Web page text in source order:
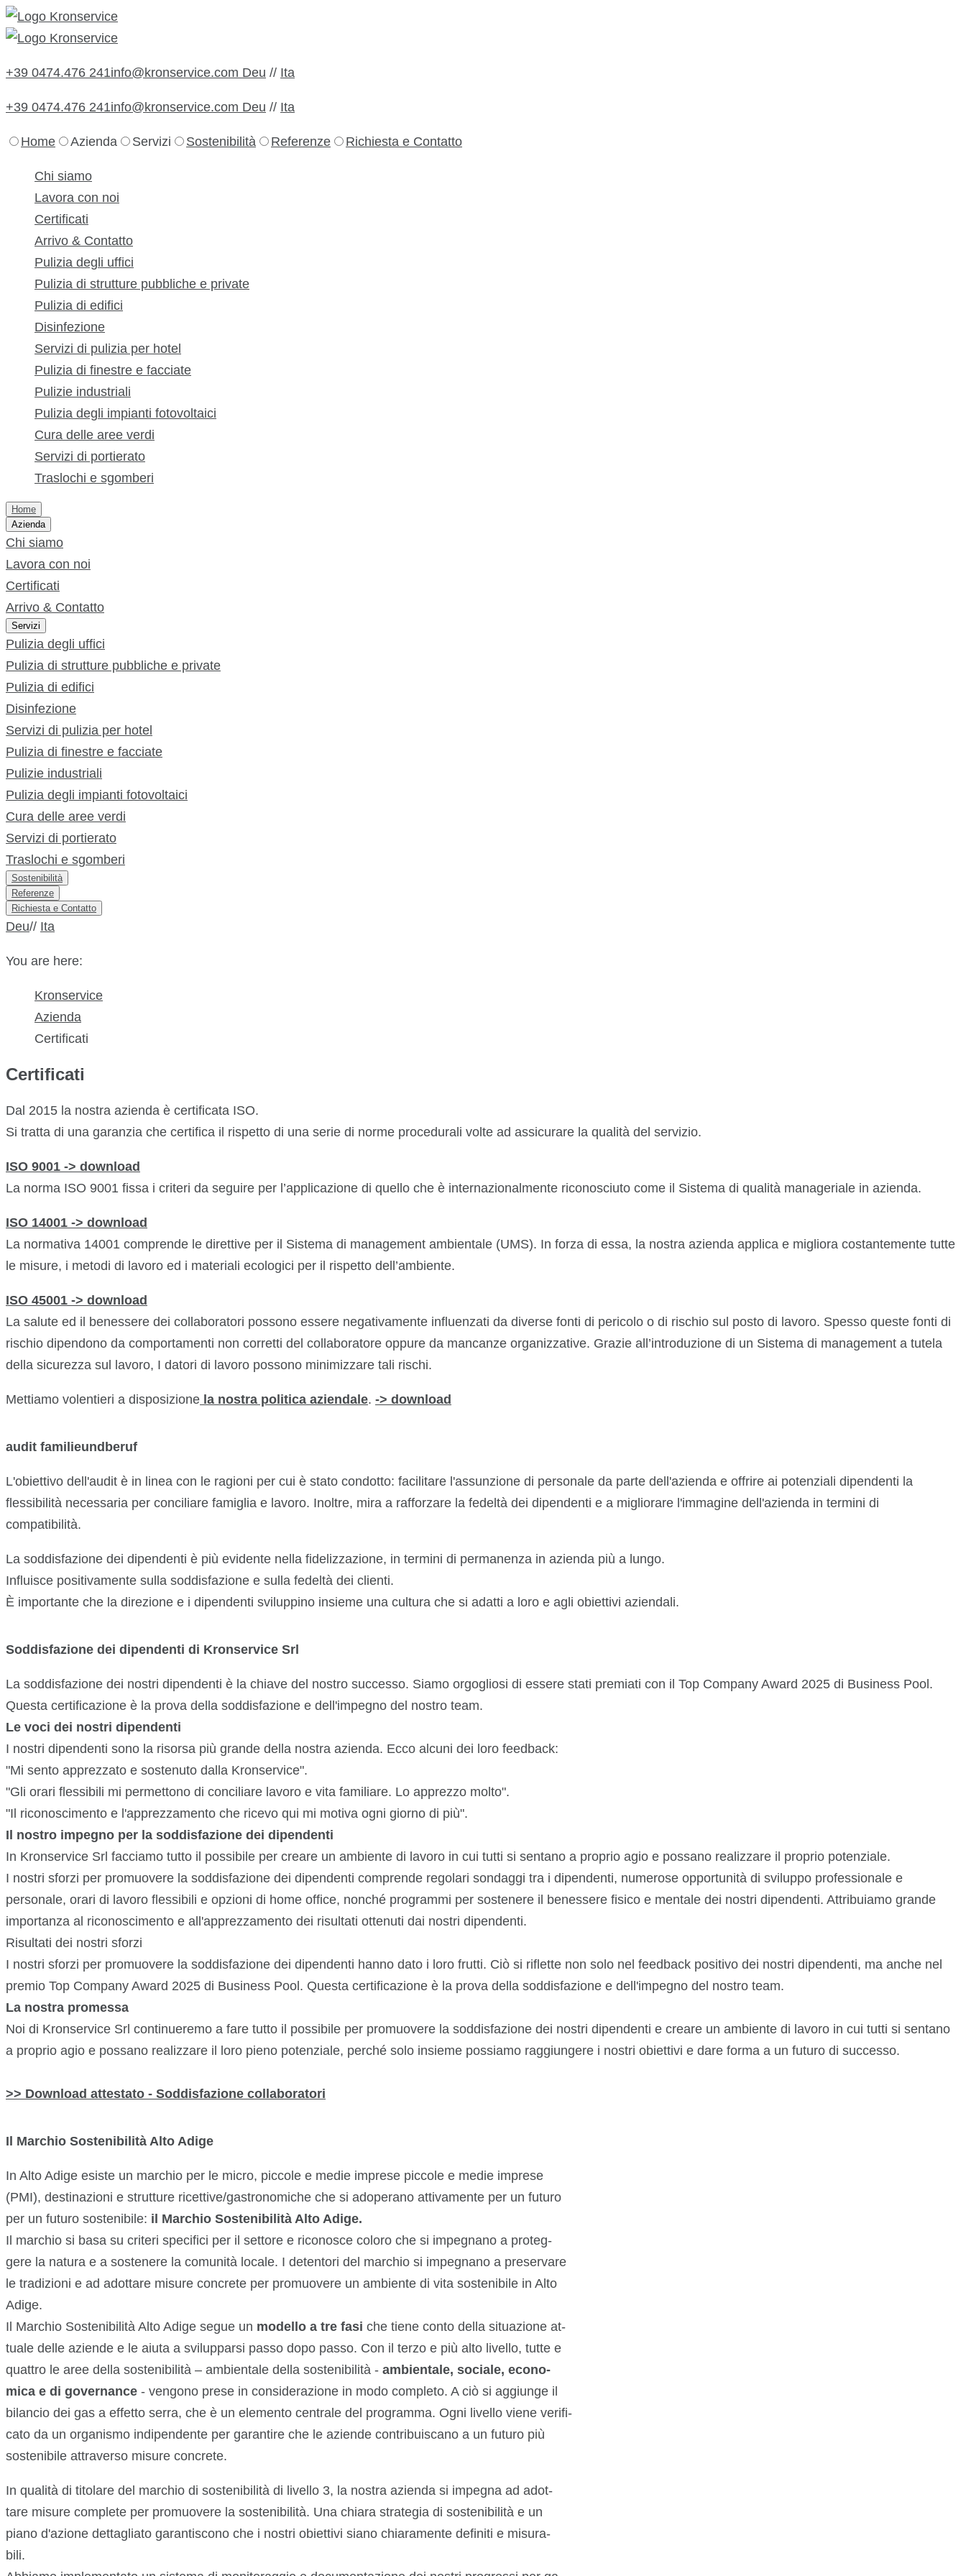
+39 0474.476 241info@kronservice.com Deu // Ita
+39 0474.476 241info@kronservice.com Deu // Ita
Home Azienda Servizi Sostenibilità Referenze Richiesta e Contatto
Chi siamo
Lavora con noi
Certificati
Arrivo & Contatto
Pulizia degli uffici
Pulizia di strutture pubbliche e private
Pulizia di edifici
Disinfezione
Servizi di pulizia per hotel
Pulizia di finestre e facciate
Pulizie industriali
Pulizia degli impianti fotovoltaici
Cura delle aree verdi
Servizi di portierato
Traslochi e sgomberi
Home
Azienda
Chi siamo
Lavora con noi
Certificati
Arrivo & Contatto
Servizi
Pulizia degli uffici
Pulizia di strutture pubbliche e private
Pulizia di edifici
Disinfezione
Servizi di pulizia per hotel
Pulizia di finestre e facciate
Pulizie industriali
Pulizia degli impianti fotovoltaici
Cura delle aree verdi
Servizi di portierato
Traslochi e sgomberi
Sostenibilità
Referenze
Richiesta e Contatto
Deu// Ita
You are here:
Kronservice
Azienda
Certificati
Certificati
Dal 2015 la nostra azienda è certificata ISO.
Si tratta di una garanzia che certifica il rispetto di una serie di norme procedurali volte ad assicurare la qualità del servizio.
ISO 9001 -> download
La norma ISO 9001 fissa i criteri da seguire per l’applicazione di quello che è internazionalmente riconosciuto come il Sistema di qualità manageriale in azienda.
ISO 14001 -> download
La normativa 14001 comprende le direttive per il Sistema di management ambientale (UMS). In forza di essa, la nostra azienda applica e migliora costantemente tutte
le misure, i metodi di lavoro ed i materiali ecologici per il rispetto dell’ambiente.
ISO 45001 -> download
La salute ed il benessere dei collaboratori possono essere negativamente influenzati da diverse fonti di pericolo o di rischio sul posto di lavoro. Spesso queste fonti di
rischio dipendono da comportamenti non corretti del collaboratore oppure da mancanze organizzative. Grazie all’introduzione di un Sistema di management a tutela
della sicurezza sul lavoro, I datori di lavoro possono minimizzare tali rischi.
Mettiamo volentieri a disposizione la nostra politica aziendale. -> download
audit familieundberuf
L'obiettivo dell'audit è in linea con le ragioni per cui è stato condotto: facilitare l'assunzione di personale da parte dell'azienda e offrire ai potenziali dipendenti la
flessibilità necessaria per conciliare famiglia e lavoro. Inoltre, mira a rafforzare la fedeltà dei dipendenti e a migliorare l'immagine dell'azienda in termini di
compatibilità.
La soddisfazione dei dipendenti è più evidente nella fidelizzazione, in termini di permanenza in azienda più a lungo.
Influisce positivamente sulla soddisfazione e sulla fedeltà dei clienti.
È importante che la direzione e i dipendenti sviluppino insieme una cultura che si adatti a loro e agli obiettivi aziendali.
Soddisfazione dei dipendenti di Kronservice Srl
La soddisfazione dei nostri dipendenti è la chiave del nostro successo. Siamo orgogliosi di essere stati premiati con il Top Company Award 2025 di Business Pool.
Questa certificazione è la prova della soddisfazione e dell'impegno del nostro team.
Le voci dei nostri dipendenti
I nostri dipendenti sono la risorsa più grande della nostra azienda. Ecco alcuni dei loro feedback:
"Mi sento apprezzato e sostenuto dalla Kronservice".
"Gli orari flessibili mi permettono di conciliare lavoro e vita familiare. Lo apprezzo molto".
"Il riconoscimento e l'apprezzamento che ricevo qui mi motiva ogni giorno di più".
Il nostro impegno per la soddisfazione dei dipendenti
In Kronservice Srl facciamo tutto il possibile per creare un ambiente di lavoro in cui tutti si sentano a proprio agio e possano realizzare il proprio potenziale.
I nostri sforzi per promuovere la soddisfazione dei dipendenti comprende regolari sondaggi tra i dipendenti, numerose opportunità di sviluppo professionale e
personale, orari di lavoro flessibili e opzioni di home office, nonché programmi per sostenere il benessere fisico e mentale dei nostri dipendenti. Attribuiamo grande
importanza al riconoscimento e all'apprezzamento dei risultati ottenuti dai nostri dipendenti.
Risultati dei nostri sforzi
I nostri sforzi per promuovere la soddisfazione dei dipendenti hanno dato i loro frutti. Ciò si riflette non solo nel feedback positivo dei nostri dipendenti, ma anche nel
premio Top Company Award 2025 di Business Pool. Questa certificazione è la prova della soddisfazione e dell'impegno del nostro team.
La nostra promessa
Noi di Kronservice Srl continueremo a fare tutto il possibile per promuovere la soddisfazione dei nostri dipendenti e creare un ambiente di lavoro in cui tutti si sentano
a proprio agio e possano realizzare il loro pieno potenziale, perché solo insieme possiamo raggiungere i nostri obiettivi e dare forma a un futuro di successo.
>> Download attestato - Soddisfazione collaboratori
Il Marchio Sostenibilità Alto Adige
In Alto Adige esiste un marchio per le micro, piccole e medie imprese piccole e medie imprese
(PMI), destinazioni e strutture ricettive/gastronomiche che si adoperano attivamente per un futuro
per un futuro sostenibile: il Marchio Sostenibilità Alto Adige.
Il marchio si basa su criteri specifici per il settore e riconosce coloro che si impegnano a proteg-
gere la natura e a sostenere la comunità locale. I detentori del marchio si impegnano a preservare
le tradizioni e ad adottare misure concrete per promuovere un ambiente di vita sostenibile in Alto
Adige.
Il Marchio Sostenibilità Alto Adige segue un modello a tre fasi che tiene conto della situazione at-
tuale delle aziende e le aiuta a svilupparsi passo dopo passo. Con il terzo e più alto livello, tutte e
quattro le aree della sostenibilità – ambientale della sostenibilità - ambientale, sociale, econo-
mica e di governance - vengono prese in considerazione in modo completo. A ciò si aggiunge il
bilancio dei gas a effetto serra, che è un elemento centrale del programma. Ogni livello viene verifi-
cato da un organismo indipendente per garantire che le aziende contribuiscano a un futuro più
sostenibile attraverso misure concrete.
In qualità di titolare del marchio di sostenibilità di livello 3, la nostra azienda si impegna ad adot-
tare misure complete per promuovere la sostenibilità. Una chiara strategia di sostenibilità e un
piano d'azione dettagliato garantiscono che i nostri obiettivi siano chiaramente definiti e misura-
bili.